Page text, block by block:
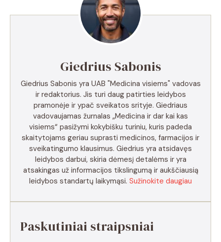
Giedrius Sabonis
Giedrius Sabonis yra UAB "Medicina visiems" vadovas
ir redaktorius. Jis turi daug patirties leidybos
pramonėje ir ypač sveikatos srityje. Giedriaus
vadovaujamas žurnalas „Medicina ir dar kai kas
visiems“ pasižymi kokybišku turiniu, kuris padeda
skaitytojams geriau suprasti medicinos, farmacijos ir
sveikatingumo klausimus. Giedrius yra atsidavęs
leidybos darbui, skiria dėmesį detalėms ir yra
atsakingas už informacijos tikslingumą ir aukščiausią
leidybos standartų laikymąsi. Sužinokite daugiau
Paskutiniai straipsniai